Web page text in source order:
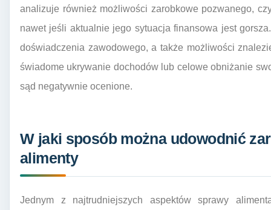
analizuje również możliwości zarobkowe pozwanego,
nawet jeśli aktualnie jego sytuacja finansowa jest
doświadczenia zawodowego, a także możliwości
świadome ukrywanie dochodów lub celowe obniżanie
sąd negatywnie ocenione.
W jaki sposób można udowodnić
alimenty
Jednym z najtrudniejszych aspektów sprawy